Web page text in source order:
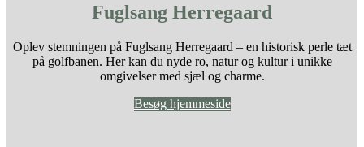
Fuglsang Herregaard
Oplev stemningen på Fuglsang Herregaard – en historisk perle tæt
på golfbanen. Her kan du nyde ro, natur og kultur i unikke
omgivelser med sjæl og charme.
Besøg hjemmeside